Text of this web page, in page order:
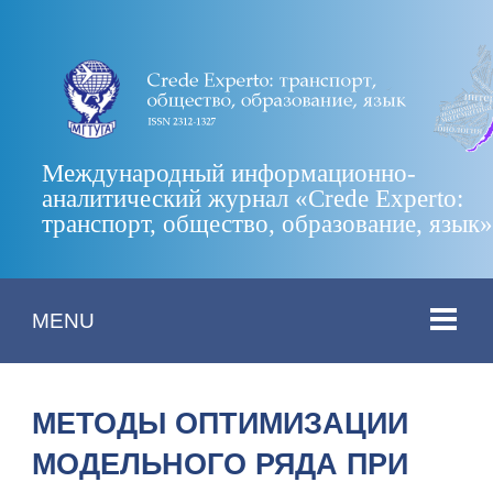
Международный информационно-
аналитический журнал «Crede Experto:
транспорт, общество, образование, язык»
MENU
МЕТОДЫ ОПТИМИЗАЦИИ
МОДЕЛЬНОГО РЯДА ПРИ